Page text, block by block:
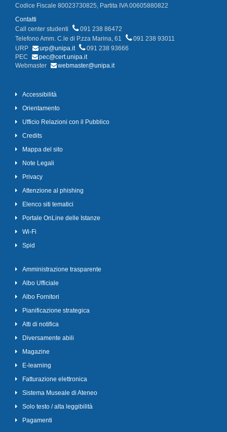
Codice Fiscale 80023730825, Partita IVA 00605880822
Contatti
Call center studenti
091 238 86472
Telefono Amm. C.le di P.zza Marina, 61
091 238 93011
URP
urp@unipa.it
091 238 93666
PEC
pec@cert.unipa.it
Webmaster
webmaster@unipa.it
Accessibilità
Orientamento
Ufficio Relazioni con il Pubblico
Credits
Mappa del sito
Note Legali
Privacy
Attenzione al phishing
Elenco siti tematici
Portale OnLine delle Istanze
Wi-Fi
Spid
Amministrazione trasparente
Albo Ufficiale
Albo Fornitori
Pianificazione strategica
Atti di notifica
Diversamente abili
Magazine
E-learning
Fatturazione elettronica
Sistema Museale di Ateneo
Solo testo / alta leggibilità
Pagamenti